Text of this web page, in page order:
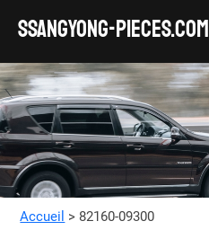
SSANGYONG-pieces.com
Accueil > 82160-09300